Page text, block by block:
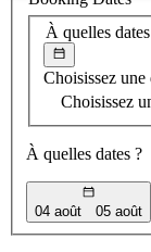
À quelles
Choisissez une
Choisissez
À quelles dates ?
04 août 05 août